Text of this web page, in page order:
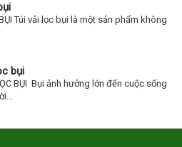
Túi vải lọc bụi là một sản phẩm không
bụi
BỤI Bụi ảnh hưởng lớn đến cuộc sống